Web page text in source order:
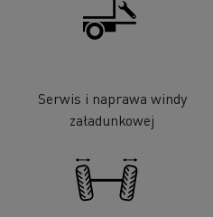
Serwis i naprawa windy
załadunkowej